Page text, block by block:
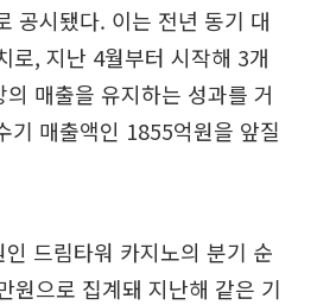
공시됐다. 이는 전년 동기 대
로, 지난 4월부터 시작해 3개
매출을 유지하는 성과를 거
기 매출액인 1855억원을 앞질
드림타워 카지노의 분기 순
원으로 집계돼 지난해 같은 기